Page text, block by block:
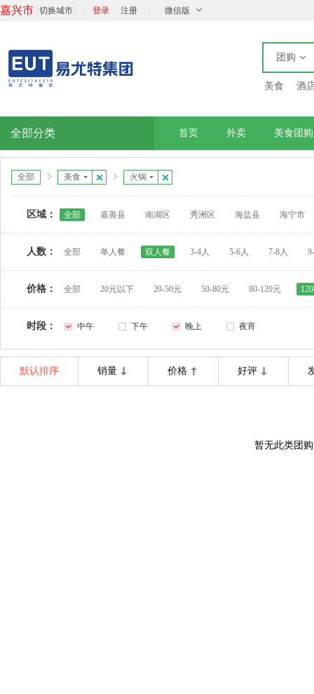
嘉兴市 切换城市 登录 注册 微信版
团购
美食 酒
全部分类 首页 外卖 美食团购
全部 美食 火锅
区域： 全部 嘉善县 南湖区 秀洲区 海盐县 海宁市
人数： 全部 单人餐 双人餐 3-4人 5-6人 7-8人
价格： 全部 20元以下 20-50元 50-80元 80-120元
时段： 中午 下午 晚上 夜宵
默认排序 销量 价格 好评
暂无此类团